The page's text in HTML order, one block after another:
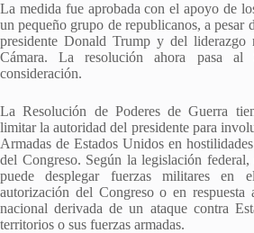
La medida fue aprobada con el apoyo de
un pequeño grupo de republicanos, a pesar
presidente Donald Trump y del liderazgo
Cámara. La resolución ahora pasa al
consideración.
La Resolución de Poderes de Guerra
limitar la autoridad del presidente para
Armadas de Estados Unidos en
del Congreso. Según la legislación federal,
puede desplegar fuerzas militares en
autorización del Congreso o en respuesta
nacional derivada de un ataque contra
territorios o sus fuerzas armadas.